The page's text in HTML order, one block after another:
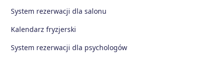
System rezerwacji dla salonu
Kalendarz fryzjerski
System rezerwacji dla psychologów